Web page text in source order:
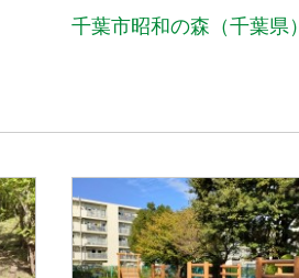
千葉市昭和の森（千葉県）